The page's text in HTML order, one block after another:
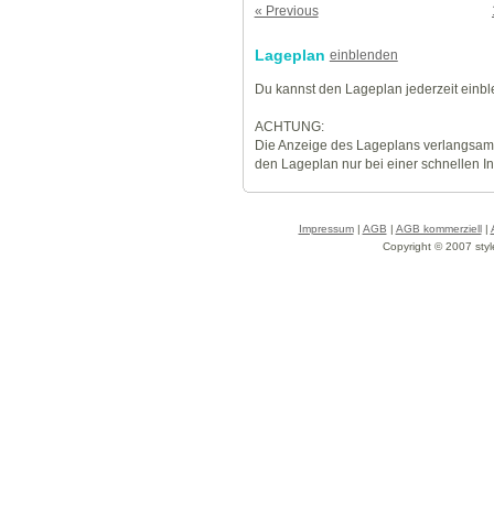
« Previous
Lageplan einblenden
Du kannst den Lageplan jederzeit
ACHTUNG:
Die Anzeige des Lageplans
den Lageplan nur bei einer schnellen
Impressum| AGB | AGB kommerziell|
Copyright © 2007